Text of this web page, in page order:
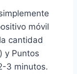
móvil
cantidad
y Puntos
3 minutos.